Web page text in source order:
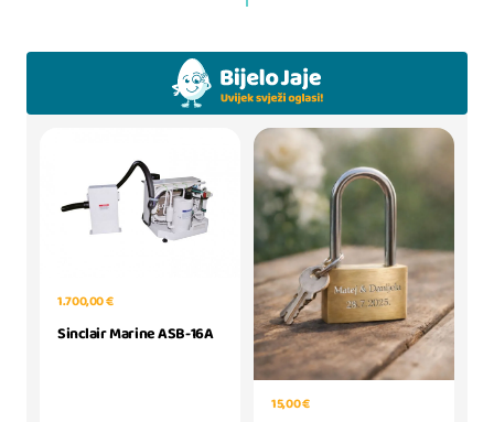
1.700,00 €
Sinclair Marine ASB-16A
15,00 €